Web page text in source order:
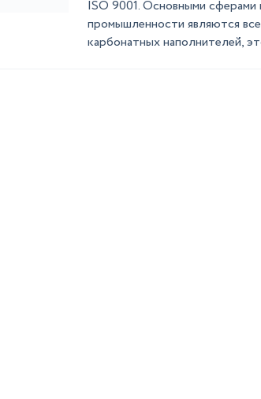
ISO 9001. Основными сферами
промышленности являются
карбонатных наполнителей,